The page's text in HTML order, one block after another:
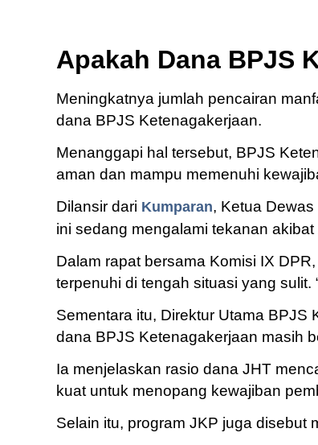
Apakah Dana BPJS
Meningkatnya jumlah pencairan
dana BPJS Ketenagakerjaan.
Menanggapi hal tersebut, BPJS
aman dan mampu memenuhi
Dilansir dari Kumparan, Ketua
ini sedang mengalami tekanan
Dalam rapat bersama Komisi IX
terpenuhi di tengah situasi yang sulit.
Sementara itu, Direktur Utama
dana BPJS Ketenagakerjaan masih
Ia menjelaskan rasio dana JHT
kuat untuk menopang kewajiban
Selain itu, program JKP juga disebut